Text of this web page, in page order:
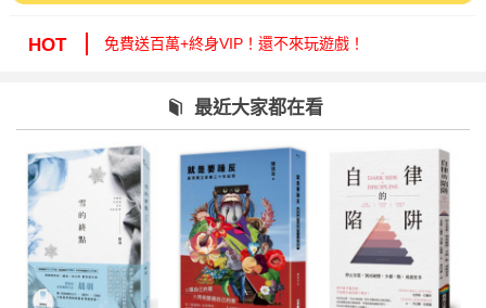
HOT
周年慶1折起！滿額再減15%送6折券！
最近大家都在看